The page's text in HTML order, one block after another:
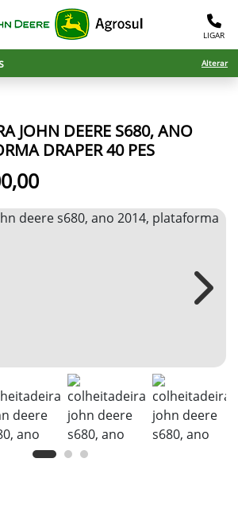
LIGAR
Alterar
JOHN DEERE S680, ANO
DRAPER 40 PES
Next